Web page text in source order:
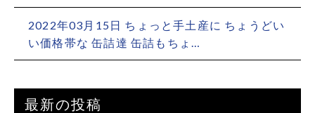
2022年03月15日 ちょっと手土産に️ ちょうどい
い価格帯な 缶詰達 缶詰もちょ…
最新の投稿